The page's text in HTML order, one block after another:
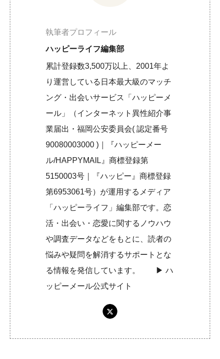
執筆者プロフィール
ハッピーライフ編集部
累計登録数3,500万以上、2001年よ
り運営している日本最大級のマッチ
ング・出会いサービス「ハッピーメ
ール」（インターネット異性紹介事
業届出・福岡公安委員会( 認定番号
90080003000 )｜『ハッピーメー
ル/HAPPYMAIL』商標登録第
5150003号｜『ハッピー』商標登録
第6953061号）が運用するメディア
「ハッピーライフ」編集部です。恋
活・出会い・恋愛に関するノウハウ
や調査データなどをもとに、読者の
悩みや疑問を解消するサポートとな
る情報を発信しています。 ▶︎ハ
ッピーメール公式サイト